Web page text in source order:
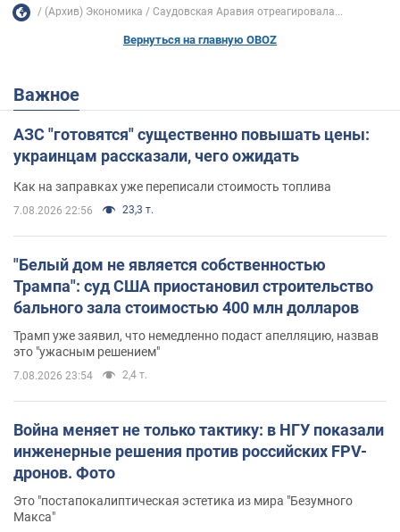
(Архив) Экономика Саудовская Аравия отреагировала...
Вернуться на главную OBOZ
Важное
АЗС "готовятся" существенно повышать цены:
украинцам рассказали, чего ожидать
Как на заправках уже переписали стоимость топлива
7.08.2026 22:56 23,3 т.
"Белый дом не является собственностью
Трампа": суд США приостановил строительство
бального зала стоимостью 400 млн долларов
Трамп уже заявил, что немедленно подаст апелляцию, назвав
это "ужасным решением"
7.08.2026 23:54 2,4 т.
Война меняет не только тактику: в НГУ показали
инженерные решения против российских FPV-
дронов. Фото
Это "постапокалиптическая эстетика из мира "Безумного
Макса"